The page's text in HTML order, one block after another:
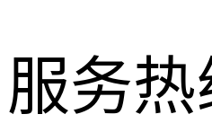
服务热